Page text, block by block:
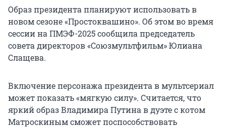
Образ президента планируют использовать в
новом сезоне «Простоквашино». Об этом во время
сессии на ПМЭФ-2025 сообщила председатель
совета директоров «Союзмультфильм» Юлиана
Слащева.
Включение персонажа президента в мультсериал
может показать «мягкую силу». Считается, что
яркий образ Владимира Путина в дуэте с котом
Матроскиным сможет поспособствовать